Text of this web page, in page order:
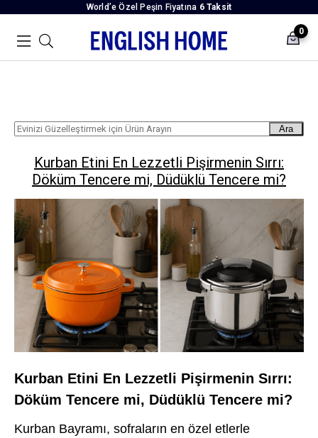
World’e Özel Peşin Fiyatına 6 Taksit
0
Ara
Kurban Etini En Lezzetli Pişirmenin Sırrı:
Döküm Tencere mi, Düdüklü Tencere mi?
Kurban Etini En Lezzetli Pişirmenin Sırrı:
Döküm Tencere mi, Düdüklü Tencere mi?
Kurban Bayramı, sofraların en özel etlerle